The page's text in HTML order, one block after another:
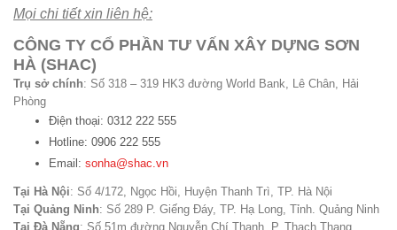
Mọi chi tiết xin liên hệ:
CÔNG TY CỔ PHẦN TƯ VẤN XÂY DỰNG SƠN
HÀ (SHAC)
Trụ sở chính: Số 318 – 319 HK3 đường World Bank, Lê Chân, Hải
Phòng
Điện thoại: 0312 222 555
Hotline: 0906 222 555
Email: sonha@shac.vn
Tại Hà Nội: Số 4/172, Ngọc Hồi, Huyện Thanh Trì, TP. Hà Nội
Tại Quảng Ninh: Số 289 P. Giếng Đáy, TP. Hạ Long, Tỉnh. Quảng Ninh
Tại Đà Nẵng: Số 51m đường Nguyễn Chí Thanh, P. Thạch Thang.